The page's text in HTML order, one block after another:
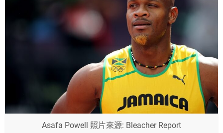
Asafa Powell 照片來源: Bleacher Report